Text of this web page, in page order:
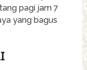
pagi jam 7
yang bagus